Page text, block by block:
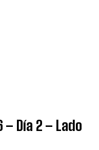
– Día 2 – Lado